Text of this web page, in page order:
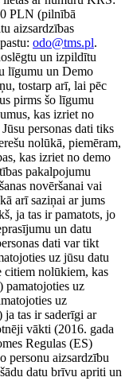
PLN (pilnībā
aizsardzības
odo@tms.pl.
un izpildītu
līgumu un Demo
tostarp arī, lai pēc
pirms šo līgumu
kas izriet no
personas dati tiks
nolūkā, piemēram,
kas izriet no demo
pakalpojumu
novēršanai vai
arī saziņai ar jums
ja tas ir pamatots, jo
un datu
dati var tikt
uz jūsu datu
citiem nolūkiem, kas
pamatojoties uz
uz
tas ir saderīgi ar
vākti (2016. gada
Regulas (ES)
personu aizsardzību
datu brīvu apriti un